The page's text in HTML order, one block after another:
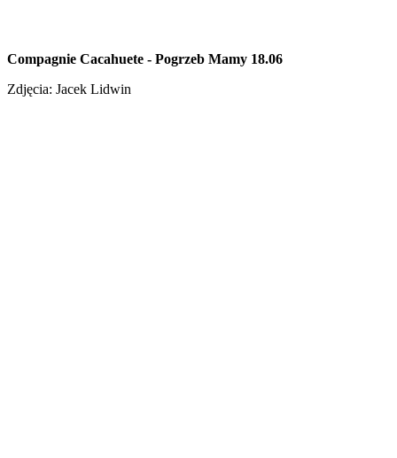
Compagnie Cacahuete - Pogrzeb Mamy 18.06
Zdjęcia: Jacek Lidwin